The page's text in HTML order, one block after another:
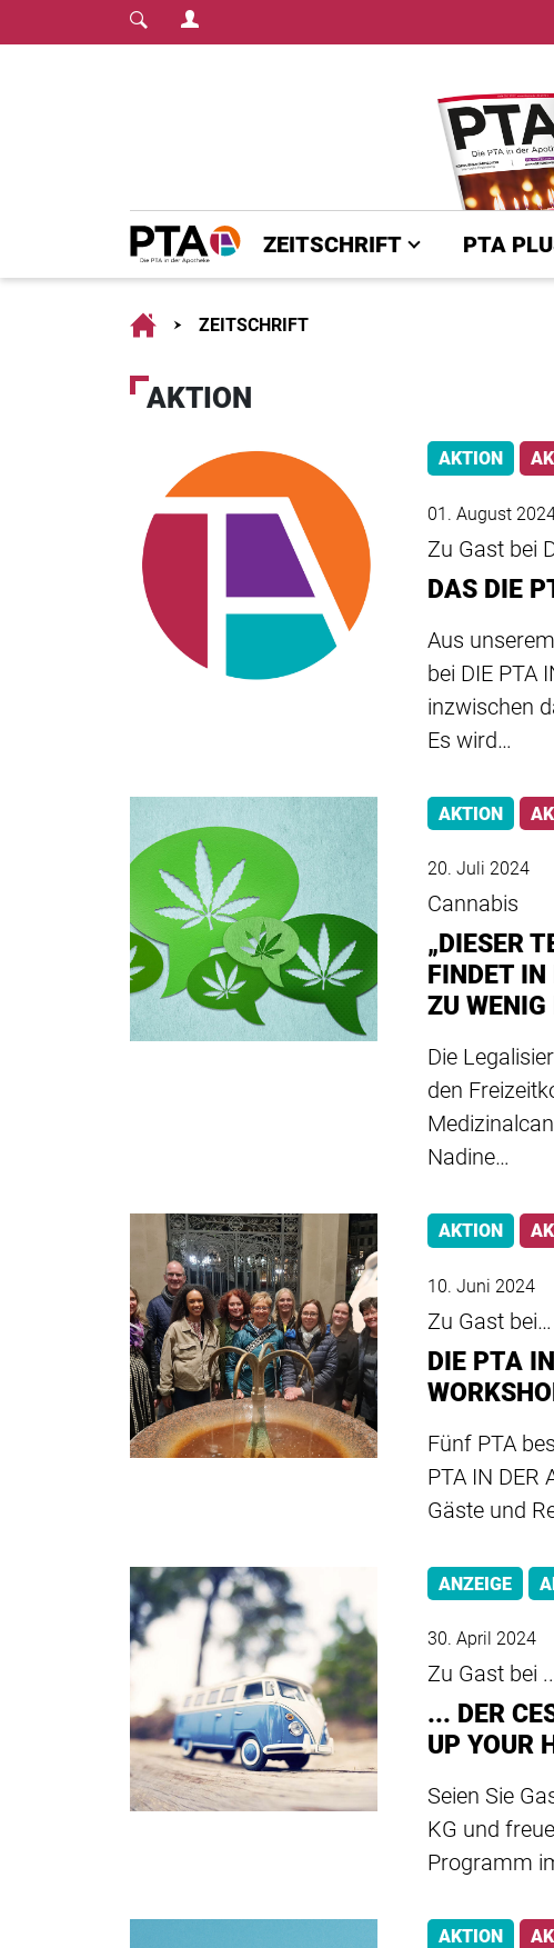
Login Menu
Home
ZEITSCHRIFT PTA
HomeZEITSCHRIFT
AKTION
AKTION
01. August
Zu Gast bei
DAS DIE
Aus
bei DIE PTA
inzwischen
Es wird…
AKTION
20. Juli 2024
Cannabis
„DIESER
FINDET
ZU WENIG
Die
den
Nadine…
AKTION
10. Juni 2024
Zu Gast bei…
DIE PTA
Fünf PTA
PTA IN DER
Gäste und
ANZEIGE
30. April 2024
Zu Gast bei
... DER
UP YOUR
Seien Sie
KG und
Programm
AKTION